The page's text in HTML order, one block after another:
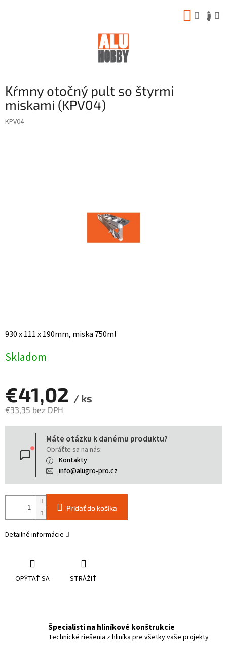
Kŕmny otočný pult so štyrmi
miskami (KPV04)
KPV04
930 x 111 x 190mm, miska 750ml
Skladom
€41,02 / ks
€33,35 bez DPH
Jednotková
Máte otázku k danému produktu?
Obráťte sa na nás:
Kontakty
info@alugro-pro.cz
Pridať do košíka
Detailné informácie
OPÝTAŤ SA STRÁŽIŤ
Špecialisti na hliníkové konštrukcie
Technické riešenia z hliníka pre všetky vaše projekty